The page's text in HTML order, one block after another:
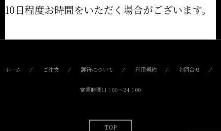
10日程度お時間をいただく場合がございます。
ホーム ご注文 護符について 利用規約 お問合せ
営業時間11：00〜24：00
TOP